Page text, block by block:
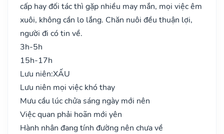
cấp hay đối tác thì gặp nhiều may mắn, mọi việc êm
xuôi, không cần lo lắng. Chăn nuôi đều thuận lợi,
người đi có tin về.
3h-5h
15h-17h
Lưu niên:XẤU
Lưu niên mọi việc khó thay
Mưu cầu lúc chửa sáng ngày mới nên
Việc quan phải hoãn mới yên
Hành nhân đang tính đường nên chưa về